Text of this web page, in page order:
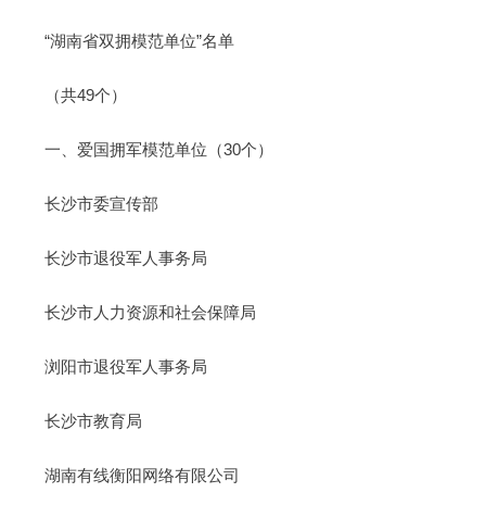
“湖南省双拥模范单位”名单
（共49个）
一、爱国拥军模范单位（30个）
长沙市委宣传部
长沙市退役军人事务局
长沙市人力资源和社会保障局
浏阳市退役军人事务局
长沙市教育局
湖南有线衡阳网络有限公司